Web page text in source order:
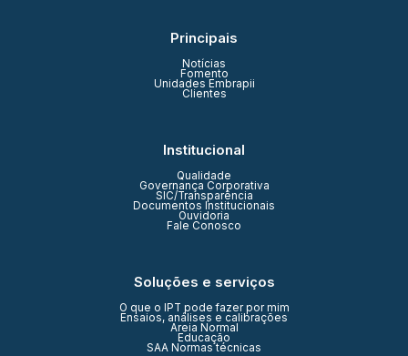
Principais
Notícias
Fomento
Unidades Embrapii
Clientes
Institucional
Qualidade
Governança Corporativa
SIC/Transparência
Documentos Institucionais
Ouvidoria
Fale Conosco
Soluções e serviços
O que o IPT pode fazer por mim
Ensaios, análises e calibrações
Areia Normal
Educação
SAA Normas técnicas